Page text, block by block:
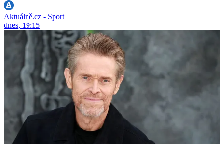
Aktuálně.cz - Sport
dnes, 19:15